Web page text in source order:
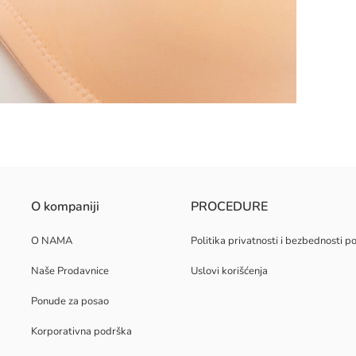
strukturom. Ima žicu i bez postave je. Bretelice su uklonjive.
O kompaniji
O NAMA
Naše Prodavnice
Ponude za posao
Korporativna podrška
PROCEDURE
Politika privatnosti i bezbednosti
Uslovi korišćenja